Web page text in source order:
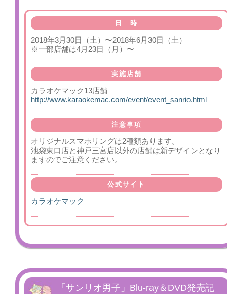
日 時
2018年3月30日（土）〜2018年6月30日（土）
※一部店舗は4月23日（月）〜
実施店舗
カラオケマック13店舗
http://www.karaokemac.com/event/event_sanrio.html
注意事項
オリジナルスマホリングは2種類あります。
池袋東口店と神戸三宮店以外の店舗は新デザインとなり
ますのでご注意ください。
公式サイト
カラオケマック
「サンリオ男子」Blu-ray＆DVD発売記